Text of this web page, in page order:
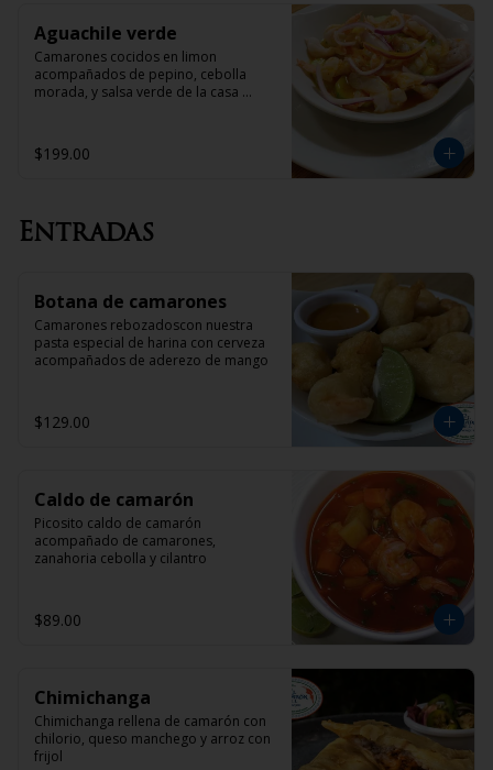
Aguachile verde
Camarones cocidos en limon
acompañados de pepino, cebolla
morada, y salsa verde de la casa
$199.00
Entradas
Botana de camarones
Camarones rebozadoscon nuestra
pasta especial de harina con cerveza
acompañados de aderezo de mango
$129.00
Caldo de camarón
Picosito caldo de camarón
acompañado de camarones,
zanahoria cebolla y cilantro
$89.00
Chimichanga
Chimichanga rellena de camarón con
chilorio, queso manchego y arroz con
frijol